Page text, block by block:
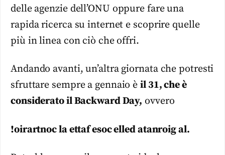
delle agenzie dell’ONU oppure fare una
rapida ricerca su internet e scoprire quelle
più in linea con ciò che offri.
Andando avanti, un’altra giornata che potresti
sfruttare sempre a gennaio èil 31, che è
considerato il Backward Day, ovvero
!oirartnoc la ettaf esoc elled atanroig al.